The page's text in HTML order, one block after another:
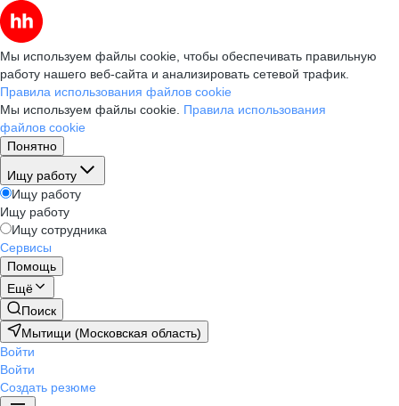
Мы используем файлы cookie, чтобы обеспечивать правильную
работу нашего веб-сайта и анализировать сетевой трафик.
Правила использования файлов cookie
Мы используем файлы cookie. Правила использования
файлов cookie
Понятно
Ищу работу
Ищу работу
Ищу работу
Ищу сотрудника
Сервисы
Помощь
Ещё
Поиск
Мытищи (Московская область)
Войти
Войти
Создать резюме